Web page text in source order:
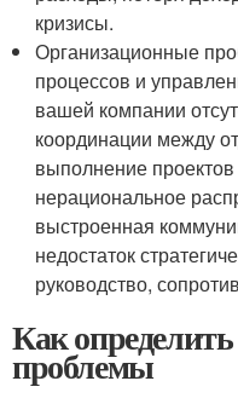
кризисы.
Организационные
процессов и
вашей компании
координации между
выполнение
нерациональное
выстроенная
недостаток
руководство,
Как
проблемы